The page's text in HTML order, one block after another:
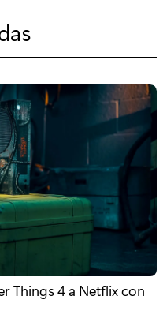
Things 4 a Netflix con